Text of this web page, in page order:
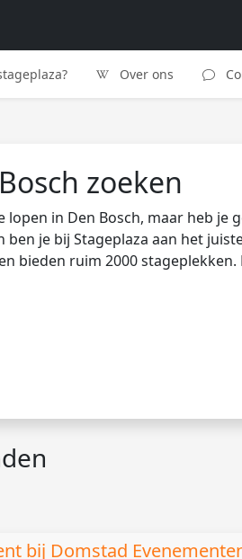
Over ons
zoeken
lopen in Den Bosch, maar heb je
ben je bij Stageplaza aan het
bieden ruim 2000 stageplekken.
bij Domstad